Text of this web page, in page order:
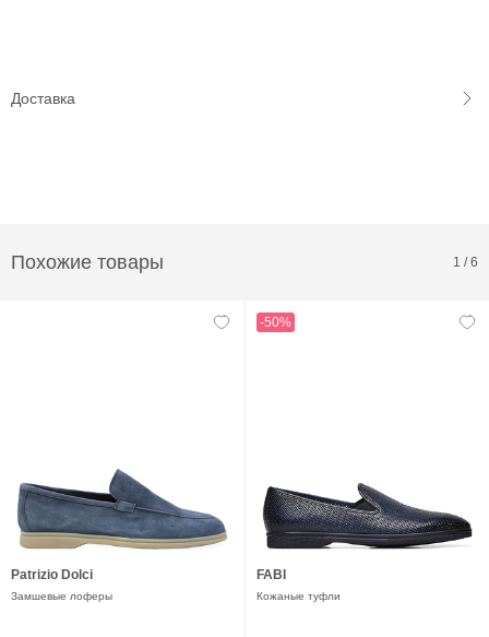
Доставка
Похожие товары 1 /6
Patrizio Dolci
Замшевые лоферы
-50%
FABI
Кожаные туфли